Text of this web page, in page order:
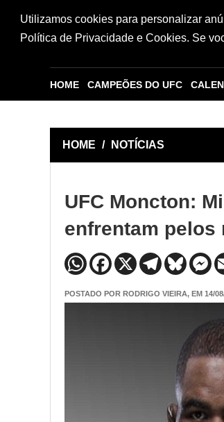
Utilizamos cookies para personalizar
Política de Privacidade e Cookies. Se
HOME CAMPEÕES DO UFC
HOME / NOTÍCIAS
UFC Moncton:
enfrentam pelos
POSTADO POR RODRIGO VIEIRA, EM 14/